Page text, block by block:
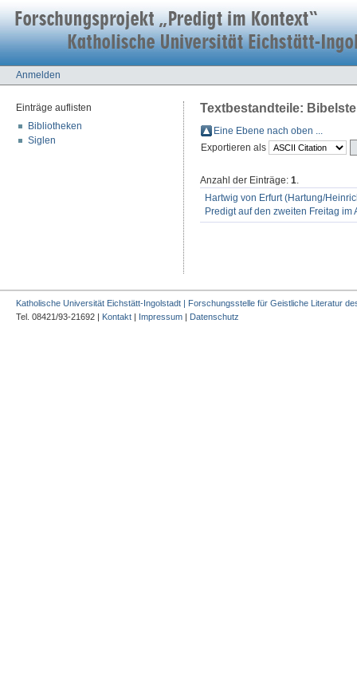
Anmelden
Einträge auflisten
Bibliotheken
Siglen
Textbestandteile:
Eine Ebene nach oben ...
Exportieren als
Anzahl der Einträge: 1.
Hartwig von Erfurt (Hartung/
Predigt auf den zweiten Freitag im
Katholische Universität Eichstätt-Ingolstadt | Forschungsstelle für Geistliche Literatur
Tel. 08421/93-21692 | Kontakt | Impressum | Datenschutz